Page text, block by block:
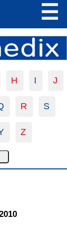
☰
H I J
R S
Z